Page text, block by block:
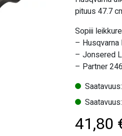
pituus 47.7
Sopiii
– Husqvarna
– Jonsered
– Partner
41,80